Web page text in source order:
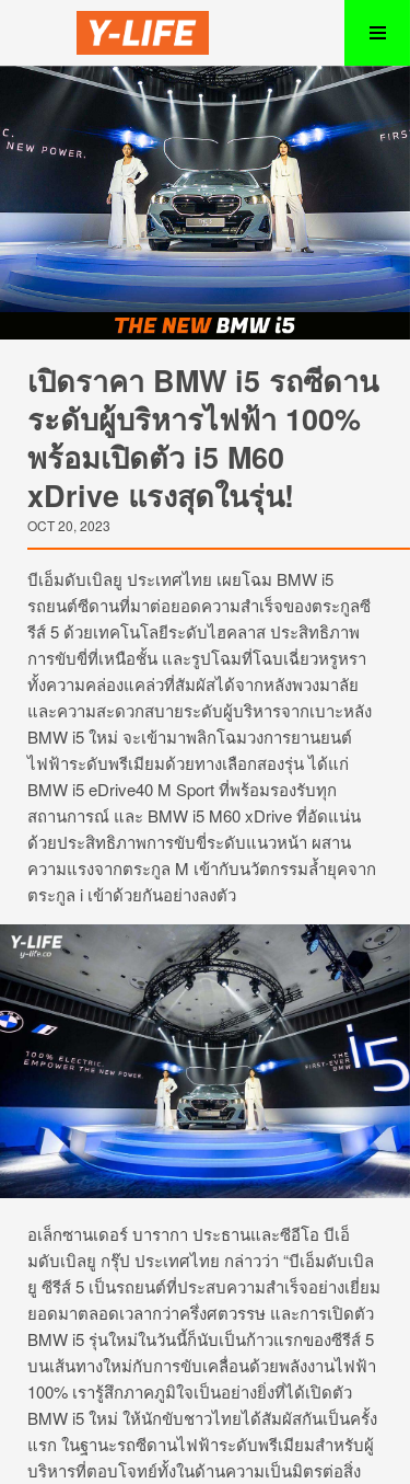
เปิดราคา BMW i5 รถซีดาน
ระดับผู้บริหารไฟฟ้า 100%
พร้อมเปิดตัว i5 M60
xDrive แรงสุดในรุ่น!
OCT 20, 2023
บีเอ็มดับเบิลยู ประเทศไทย เผยโฉม BMW i5
รถยนต์ซีดานที่มาต่อยอดความสำเร็จของตระกูลซี
รีส์ 5 ด้วยเทคโนโลยีระดับไฮคลาส ประสิทธิภาพ
การขับขี่ที่เหนือชั้น และรูปโฉมที่โฉบเฉี่ยวหรูหรา
ทั้งความคล่องแคล่วที่สัมผัสได้จากหลังพวงมาลัย
และความสะดวกสบายระดับผู้บริหารจากเบาะหลัง
BMW i5 ใหม่ จะเข้ามาพลิกโฉมวงการยานยนต์
ไฟฟ้าระดับพรีเมียมด้วยทางเลือกสองรุ่น ได้แก่
BMW i5 eDrive40 M Sport ที่พร้อมรองรับทุก
สถานการณ์ และ BMW i5 M60 xDrive ที่อัดแน่น
ด้วยประสิทธิภาพการขับขี่ระดับแนวหน้า ผสาน
ความแรงจากตระกูล M เข้ากับนวัตกรรมล้ำยุคจาก
ตระกูล i เข้าด้วยกันอย่างลงตัว
อเล็กซานเดอร์ บารากา ประธานและซีอีโอ บีเอ็
มดับเบิลยู กรุ๊ป ประเทศไทย กล่าวว่า “บีเอ็มดับเบิล
ยู ซีรีส์ 5 เป็นรถยนต์ที่ประสบความสำเร็จอย่างเยี่ยม
ยอดมาตลอดเวลากว่าครึ่งศตวรรษ และการเปิดตัว
BMW i5 รุ่นใหม่ในวันนี้ก็นับเป็นก้าวแรกของซีรีส์ 5
บนเส้นทางใหม่กับการขับเคลื่อนด้วยพลังงานไฟฟ้า
100% เรารู้สึกภาคภูมิใจเป็นอย่างยิ่งที่ได้เปิดตัว
BMW i5 ใหม่ ให้นักขับชาวไทยได้สัมผัสกันเป็นครั้ง
แรก ในฐานะรถซีดานไฟฟ้าระดับพรีเมียมสำหรับผู้
บริหารที่ตอบโจทย์ทั้งในด้านความเป็นมิตรต่อสิ่ง